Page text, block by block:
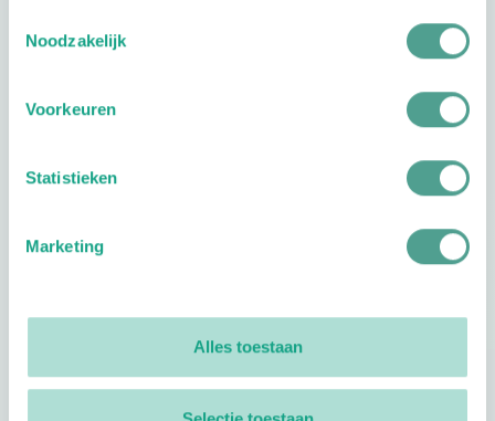
Noodzakelijk
Voorkeuren
Statistieken
Marketing
Alles toestaan
Plan je route
Footer
Volg ProVoet